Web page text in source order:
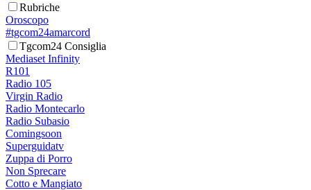
Rubriche
Oroscopo
#tgcom24amarcord
Tgcom24 Consiglia
Mediaset Infinity
R101
Radio 105
Virgin Radio
Radio Montecarlo
Radio Subasio
Comingsoon
Superguidatv
Zuppa di Porro
Non Sprecare
Cotto e Mangiato